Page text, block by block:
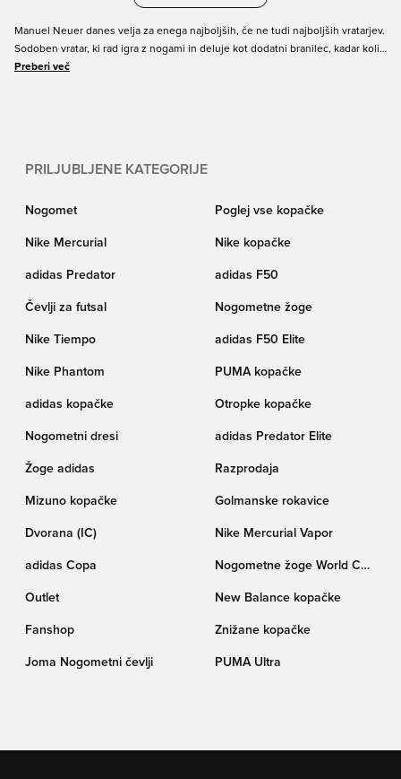
Manuel Neuer danes velja za enega najboljših, če ne tudi najboljših vratarjev.
Sodoben vratar, ki rad igra z nogami in deluje kot dodatni branilec, kadar koli
je to potrebno. Neuer je s svojim nadzorom žoge in spretnim dotikom vedno
Preberi več
PRILJUBLJENE KATEGORIJE
Nogomet Poglej vse kopačke
Nike Mercurial Nike kopačke
adidas Predator adidas F50
Čevlji za futsal Nogometne žoge
Nike Tiempo adidas F50 Elite
Nike Phantom PUMA kopačke
adidas kopačke Otropke kopačke
Nogometni dresi adidas Predator Elite
Žoge adidas Razprodaja
Mizuno kopačke Golmanske rokavice
Dvorana (IC) Nike Mercurial Vapor
adidas Copa
Nogometne žoge World Cup
Outlet
New Balance kopačke
Fanshop Znižane kopačke
Joma Nogometni čevlji PUMA Ultra